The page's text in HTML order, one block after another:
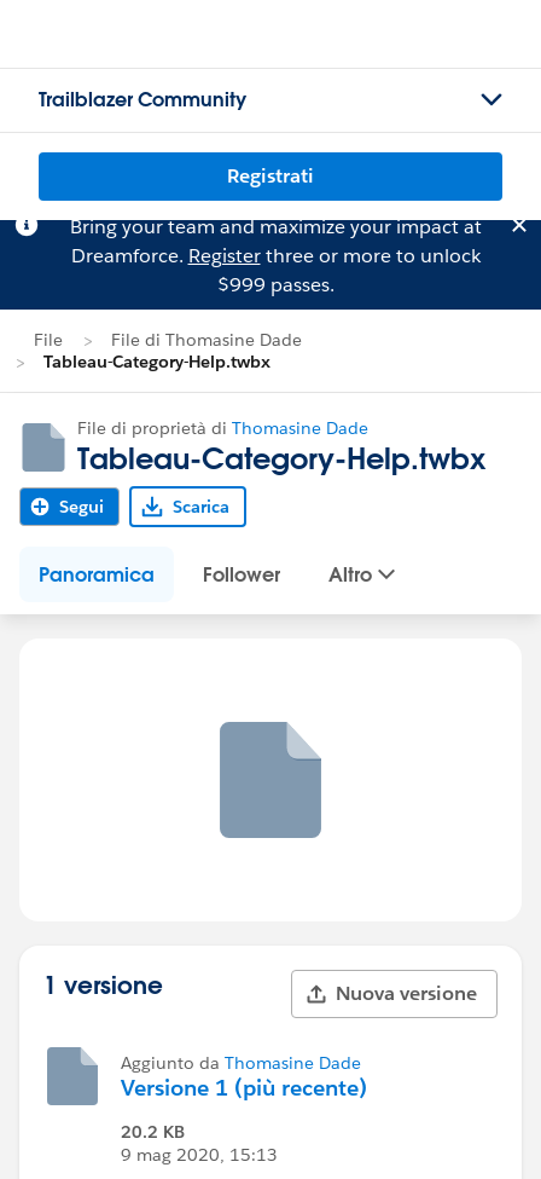
Trailblazer Community
Registrati
Bring your team and maximize your impact at
Dreamforce. Registerthree or more to unlock
$999 passes.
File
File di Thomasine Dade
Tableau-Category-Help.twbx
File di proprietà di Thomasine Dade
Tableau-Category-Help.twbx
Segui Scarica
Panoramica Follower Altro
1 versione Nuova versione
Aggiunto da Thomasine Dade
Versione 1 (più recente)
20.2 KB
9 mag 2020, 15:13